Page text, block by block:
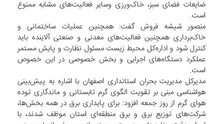
ضایعات فضای سبز، خاک‌ورزی وسایر فعالیت‌های مشابه ممنوع
است.
منصور شیشه فروش گفت: همچنین عملیات ساختمانی و
خاک‌برداری همچنین فعالیت‌های معدنی و صنعتی آلاینده باید
کنترل شود و اداره‌کل محیط زیست مسئول نظارت و پایش مستمر
عملکرد دستگاه‌های اجرایی و بخش خصوصی در این خصوص
است.
مدیرکل مدیریت بحران استانداری اصفهان با اشاره به پیش‌بینی
هواشناسی مبنی بر تقویت الگوی گرم تابستانی و ماندگاری توده
هوای گرم از روز جمعه افزود: برای پایداری برق در همه بخش‌ها،
شرکت‌های توزیع برق و برق منطقه‌ای استان موظف شدند، با